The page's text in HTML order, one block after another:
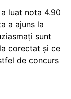
luat nota 4.90
a ajuns la
sunt
corectat și ce
de concurs